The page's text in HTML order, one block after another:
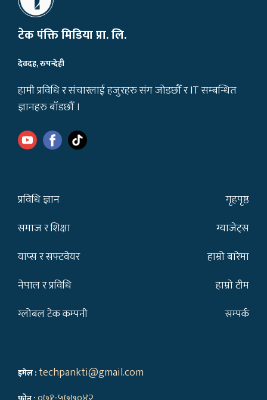
टेक पंक्ति मिडिया प्रा. लि.
देवदह, रुपन्देही
हामी प्रविधि र संचारलाई हजुरहरु संग जोडछौँ र IT सम्बन्धित
ज्ञानहरु बाँडछौँ ।
प्रविधि ज्ञान
समाज र शिक्षा
याप्स र सफ्टवेयर
नेपाल र प्रविधि
ग्लोबल टेक कम्पनी
गृहपृष्ठ
ग्याजेट्स
हाम्रो बारेमा
हाम्रो टीम
सम्पर्क
इमेल : techpankti@gmail.com